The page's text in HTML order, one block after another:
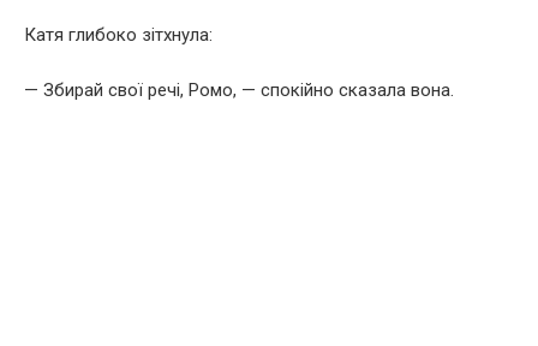
Катя глибоко зітхнула:
— Збирай свої речі, Ромо, — спокійно сказала вона.